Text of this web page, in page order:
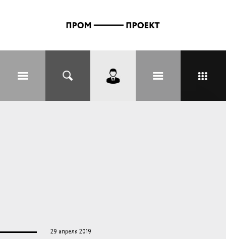
Вы здесь
29 апреля 2019